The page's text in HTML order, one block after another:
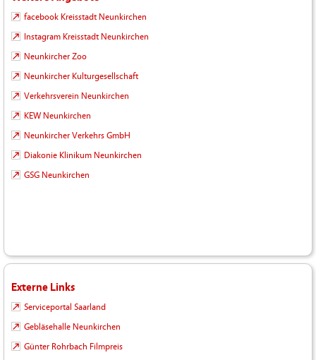
facebook Kreisstadt Neunkirchen
Instagram Kreisstadt Neunkirchen
Neunkircher Zoo
Neunkircher Kulturgesellschaft
Verkehrsverein Neunkirchen
KEW Neunkirchen
Neunkircher Verkehrs GmbH
Diakonie Klinikum Neunkirchen
GSG Neunkirchen
Externe Links
Serviceportal Saarland
Gebläsehalle Neunkirchen
Günter Rohrbach Filmpreis